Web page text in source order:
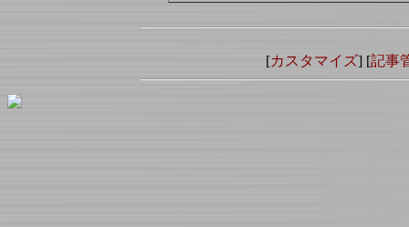
[カスタマイズ] [記事